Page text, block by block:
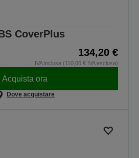
CoverPlus
134,20 €
IVA inclusa (110,00 € IVA esclusa)
Acquista ora
Dove acquistare